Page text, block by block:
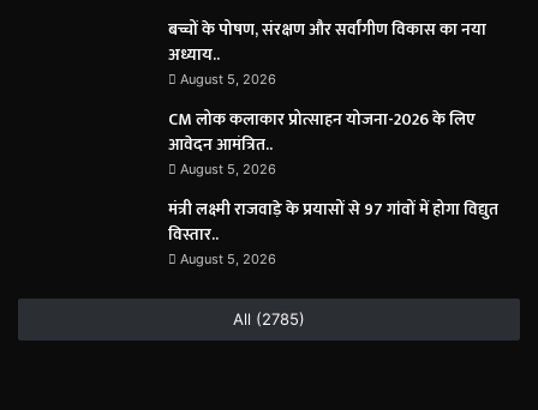
बच्चों के पोषण, संरक्षण और सर्वांगीण विकास का नया
अध्याय..
August 5, 2026
CM लोक कलाकार प्रोत्साहन योजना-2026 के लिए
आवेदन आमंत्रित..
August 5, 2026
मंत्री लक्ष्मी राजवाड़े के प्रयासों से 97 गांवों में होगा विद्युत
विस्तार..
August 5, 2026
All (2785)